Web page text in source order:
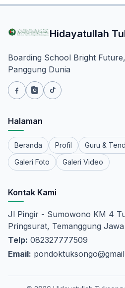
Hidayatullah
Boarding School Bright
Panggung Dunia
Halaman
Beranda Profil Guru &
Galeri Foto
Galeri Video
Kontak Kami
Jl Pingir - Sumowono KM 4
Pringsurat, Temanggung
Telp: 082327777509
Email: